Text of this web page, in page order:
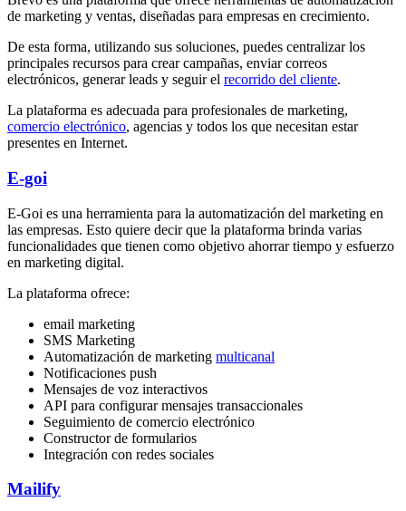
de marketing y ventas, diseñadas para empresas en crecimiento.
De esta forma, utilizando sus soluciones, puedes centralizar los
principales recursos para crear campañas, enviar correos
electrónicos, generar leads y seguir el recorrido del cliente.
La plataforma es adecuada para profesionales de marketing,
comercio electrónico, agencias y todos los que necesitan estar
presentes en Internet.
E-goi
E-Goi es una herramienta para la automatización del marketing en
las empresas. Esto quiere decir que la plataforma brinda varias
funcionalidades que tienen como objetivo ahorrar tiempo y esfuerzo
en marketing digital.
La plataforma ofrece:
email marketing
SMS Marketing
Automatización de marketing multicanal
Notificaciones push
Mensajes de voz interactivos
API para configurar mensajes transaccionales
Seguimiento de comercio electrónico
Constructor de formularios
Integración con redes sociales
Mailify